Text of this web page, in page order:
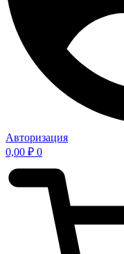
Авторизация
0,00 ₽ 0